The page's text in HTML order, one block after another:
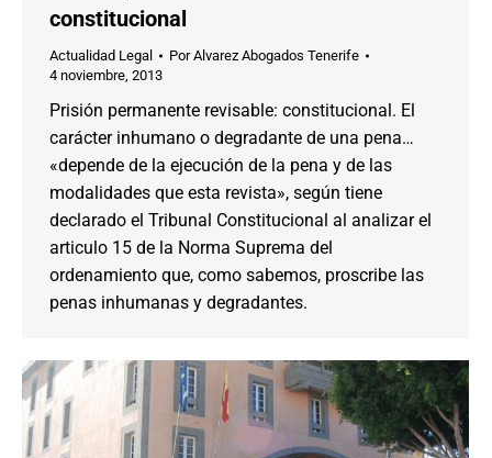
constitucional
Actualidad Legal PorAlvarez Abogados Tenerife
4 noviembre, 2013
Prisión permanente revisable: constitucional. El
carácter inhumano o degradante de una pena…
«depende de la ejecución de la pena y de las
modalidades que esta revista», según tiene
declarado el Tribunal Constitucional al analizar el
articulo 15 de la Norma Suprema del
ordenamiento que, como sabemos, proscribe las
penas inhumanas y degradantes.